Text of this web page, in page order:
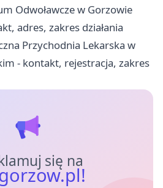
Odwoławcze w Gorzowie
adres, zakres działania
Przychodnia Lekarska w
- kontakt, rejestracja, zakres
się na